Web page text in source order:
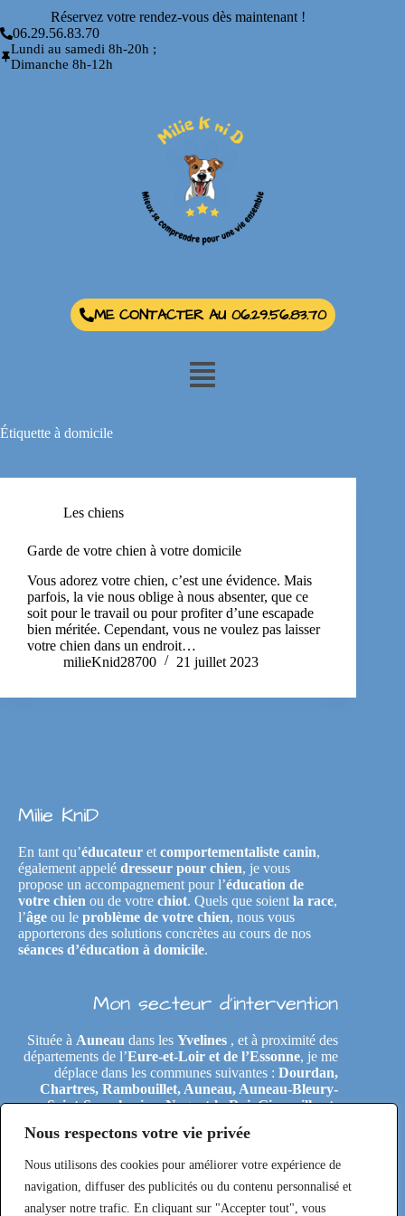
Nous respectons votre vie privée
Nous utilisons des cookies pour améliorer votre expérience de
navigation, diffuser des publicités ou du contenu personnalisé et
analyser notre trafic. En cliquant sur "Accepter tout", vous
Réservez votre rendez-vous dès maintenant !
06.29.56.83.70
Lundi au samedi 8h-20h ;
Dimanche 8h-12h
ME CONTACTER AU 06.29.56.83.70
Étiquette à domicile
Les chiens
Garde de votre chien à votre domicile
Vous adorez votre chien, c’est une évidence. Mais
parfois, la vie nous oblige à nous absenter, que ce
soit pour le travail ou pour profiter d’une escapade
bien méritée. Cependant, vous ne voulez pas laisser
votre chien dans un endroit…
milieKnid28700
21 juillet 2023
Milie KniD
En tant qu’éducateur et comportementaliste canin,
également appelé dresseur pour chien, je vous
propose un accompagnement pour l’éducation de
votre chien ou de votre chiot. Quels que soient la race,
l’âge ou le problème de votre chien, nous vous
apporterons des solutions concrètes au cours de nos
séances d’éducation à domicile.
Mon secteur d’intervention
Située à Auneau dans lesYvelines , et à proximité des
départements de l’Eure-et-Loir et de l’Essonne, je me
déplace dans les communes suivantes :Dourdan,
Chartres, Rambouillet, Auneau, Auneau-Bleury-
Saint-Symphorien, Nogent-le-Roi, Gironville-et-
Maintenon, Épernon, Le Perray-en-Yvelines,
Saint-Arnoult-en-Yvelines, Étréchy, Morigny-
Champigny, Saclas, Toury, Eole-en-Beauce, Les
Villages-Vovéens, Gallardon, Ouarville, Béville-le-